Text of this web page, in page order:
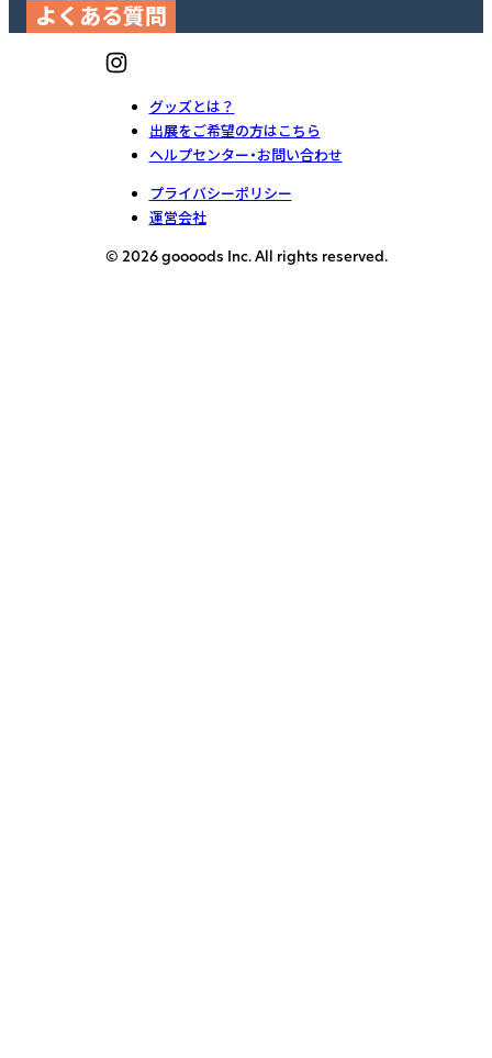
よくある質問
グッズとは？
出展をご希望の方はこちら
ヘルプセンター・お問い合わせ
プライバシーポリシー
運営会社
© 2026 goooods Inc. All rights reserved.